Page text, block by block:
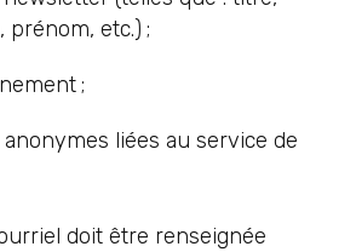
prénom, etc.) ;
;
liées au service de
doit être renseignée